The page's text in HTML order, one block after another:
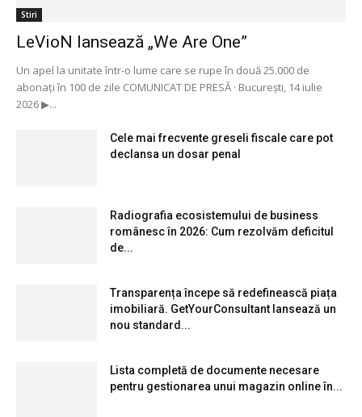
Stiri
LeVioN lansează „We Are One”
Un apel la unitate într-o lume care se rupe în două 25.000 de
abonați în 100 de zile COMUNICAT DE PRESĂ · București, 14 iulie
2026 ▶...
Cele mai frecvente greseli fiscale care pot
declansa un dosar penal
Radiografia ecosistemului de business
românesc în 2026: Cum rezolvăm deficitul
de...
Transparența începe să redefinească piața
imobiliară. GetYourConsultant lansează un
nou standard...
Lista completă de documente necesare
pentru gestionarea unui magazin online în...